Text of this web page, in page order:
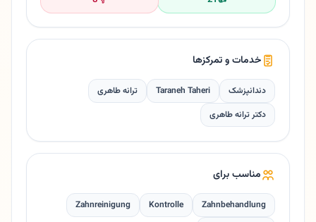
خدمات و تمرکزها
دندانپزشک Taraneh Taheri
ترانه طاهری
دکتر ترانه طاهری
مناسب برای
Zahnbehandlung
Kontrolle
Zahnreinigung